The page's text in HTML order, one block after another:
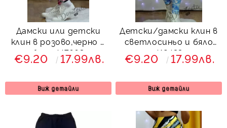
Дамски или детски
клин в розово,черно и
бяло 447663
€9.20 17.99лв.
Виж детайли
Детски/дамски клин в
светлосиньо и бяло
412433
€9.20 17.99лв.
Виж детайли